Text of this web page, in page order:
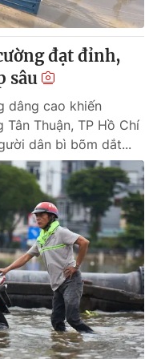
đạt đỉnh,
sâu
dâng cao khiến
Thuận, TP Hồ Chí
dân bì bõm dắt...